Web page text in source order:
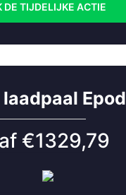
DE TIJDELIJKE ACTIE
Epod
€1329,79